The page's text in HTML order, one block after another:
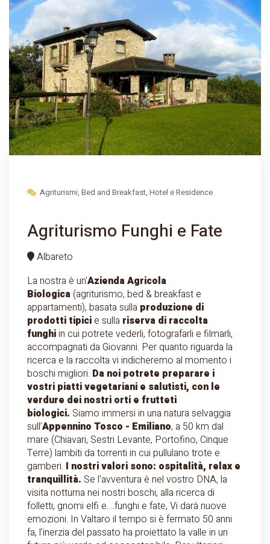
Agriturismi, Bed and Breakfast, Hotel e Residence
Agriturismo Funghi e Fate
Albareto
La nostra è un'Azienda Agricola
Biologica(agriturismo, bed & breakfast e
appartamenti), basata sulla produzione di
prodotti tipicie sulla riserva di raccolta
funghiin cui potrete vederli, fotografarli e filmarli,
accompagnati da Giovanni. Per quanto riguarda la
ricerca e la raccolta vi indicheremo al momento i
boschi migliori. Da noi potrete preparare i
vostri piatti vegetariani e salutisti, con le
verdure dei nostri orti e frutteti
biologici. Siamo immersi in una natura selvaggia
sull’Appennino Tosco - Emiliano, a 50 km dal
mare (Chiavari, Sestri Levante, Portofino, Cinque
Terre) lambiti da torrenti in cui pullulano trote e
gamberi. I nostri valori sono: ospitalità, relax e
tranquillità. Se l'avventura è nel vostro DNA, la
visita notturna nei nostri boschi, alla ricerca di
folletti, gnomi elfi e….funghi e fate, Vi darà nuove
emozioni. In Valtaro il tempo si è fermato 50 anni
fa, l'inerzia del passato ha proiettato la valle in un